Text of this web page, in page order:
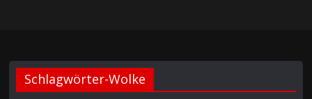
Schlagwörter-Wolke